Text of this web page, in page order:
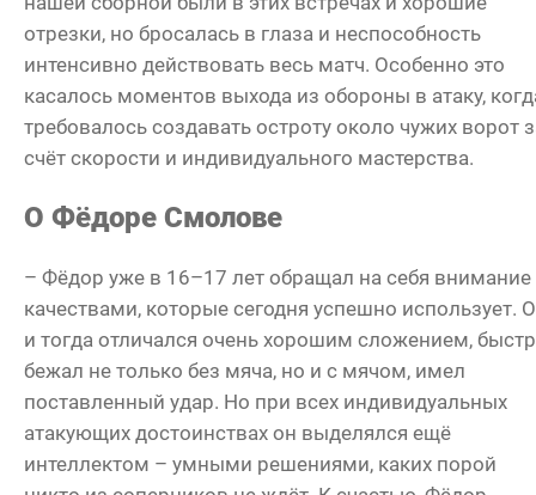
отрезки, но бросалась в глаза и неспособность
интенсивно действовать весь матч. Особенно это
касалось моментов выхода из обороны в атаку,
требовалось создавать остроту около чужих ворот
счёт скорости и индивидуального мастерства.
О Фёдоре Смолове
– Фёдор уже в 16–17 лет обращал на себя внимание
качествами, которые сегодня успешно использует.
и тогда отличался очень хорошим сложением,
бежал не только без мяча, но и с мячом, имел
поставленный удар. Но при всех индивидуальных
атакующих достоинствах он выделялся ещё
интеллектом – умными решениями, каких порой